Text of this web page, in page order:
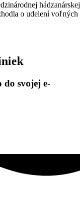
hádzanárskej
o udelení voľných
do svojej e-